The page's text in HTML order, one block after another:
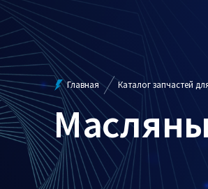
Главная Каталог запчастей